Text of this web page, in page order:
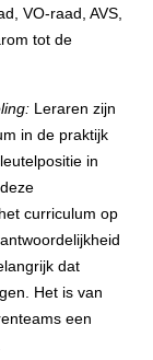
VO-raad, AVS,
tot de
Leraren zijn
in de praktijk
in
curriculum op
dat
Het is van
een